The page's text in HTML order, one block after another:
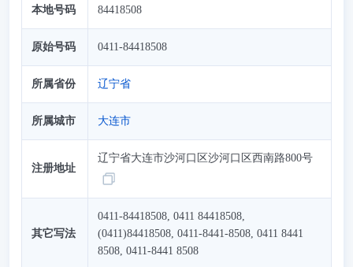
本地号码 84418508
原始号码 0411-84418508
所属省份 辽宁省
所属城市 大连市
注册地址
辽宁省大连市沙河口区沙河口区西南路800号
其它写法
0411-84418508, 0411 84418508,
(0411)84418508, 0411-8441-8508, 0411 8441
8508, 0411-8441 8508